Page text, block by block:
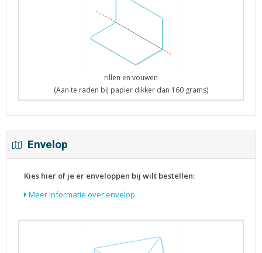
rillen en vouwen
(Aan te raden bij papier dikker dan 160 grams)
Envelop
Kies hier of je er enveloppen bij wilt bestellen:
Meer informatie over envelop